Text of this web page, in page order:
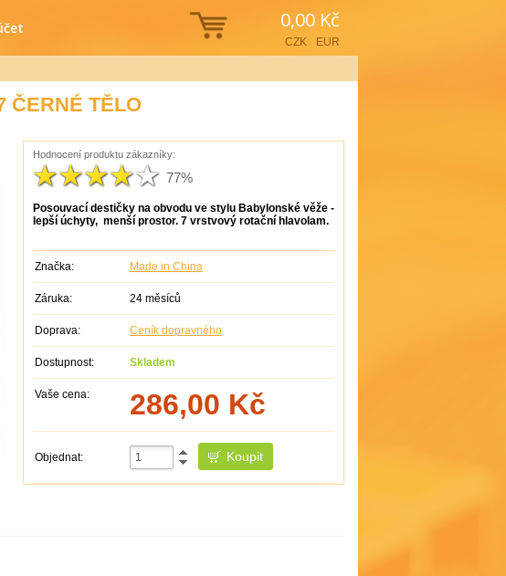
0,00 Kč
CZK EUR
ČERNÉ TĚLO
Hodnocení produktu zákazníky:
77%
Posouvací destičky na obvodu ve stylu Babylonské věže -
lepší úchyty, menší prostor. 7 vrstvový rotační hlavolam.
Značka: Made in China
Záruka: 24 měsíců
Doprava: Ceník dopravného
Dostupnost: Skladem
Vaše cena: 286,00 Kč
Objednat: